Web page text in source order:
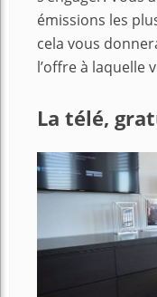
émissions les
cela vous
l’offre à laquelle
La télé,